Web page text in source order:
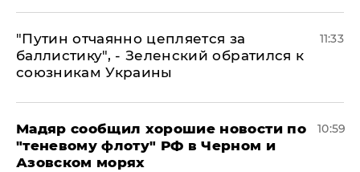
"Путин отчаянно цепляется за
баллистику", - Зеленский обратился к
союзникам Украины
11:33
Мадяр сообщил хорошие новости по
"теневому флоту" РФ в Черном и
Азовском морях
10:59